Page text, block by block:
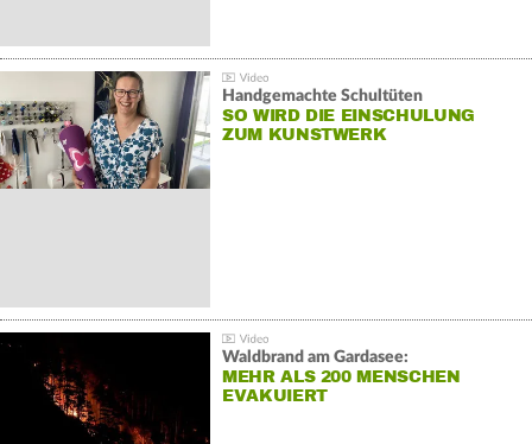
Handgemachte Schultüten
SO WIRD DIE EINSCHULUNG
ZUM KUNSTWERK
Waldbrand am Gardasee:
MEHR ALS 200 MENSCHEN
EVAKUIERT